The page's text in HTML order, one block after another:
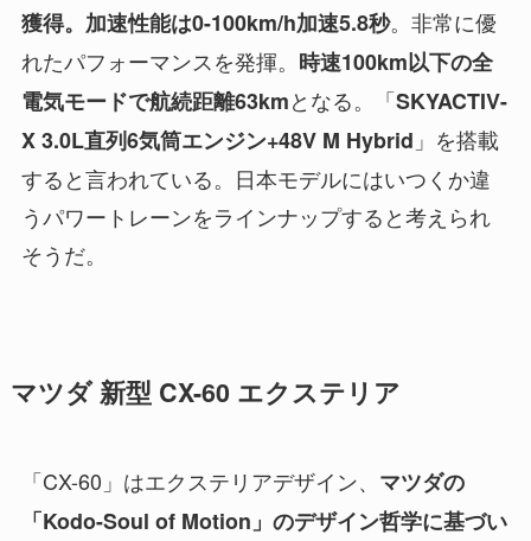
獲得。加速性能は0-100km/h加速5.8秒。非常に優
れたパフォーマンスを発揮。 時速100km以下の全
電気モードで航続距離63kmとなる。「SKYACTIV-
X 3.0L直列6気筒エンジン+48V M Hybrid 」を搭載
すると言われている。日本モデルにはいつくか違
うパワートレーンをラインナップすると考えられ
そうだ。
マツダ 新型 CX-60 エクステリア
「CX-60」はエクステリアデザイン、 マツダの
「Kodo-Soul of Motion」のデザイン哲学に基づい